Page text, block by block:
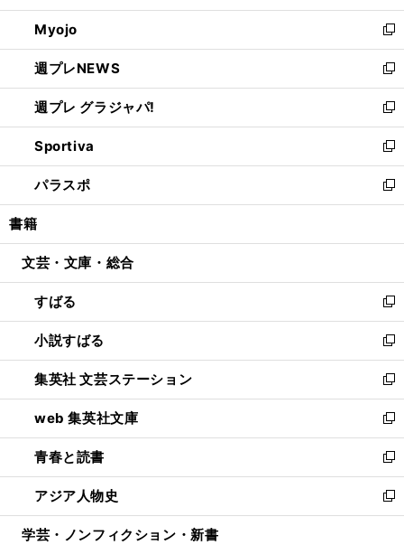
開
く
ウ
で
開
く
ン
ド
ウ
で
開
く
ウ
ィ
ン
ド
ウ
で
開
く
Myojo
新
し
い
ウ
ィ
ン
ド
ウ
で
開
週プレNEWS
新
し
い
ウ
ィ
ン
ド
ウ
開
週プレ グラジャパ!
新
し
い
ウ
ィ
ン
ウ
開
く
Sportiva
新
し
い
ウ
ン
ウ
で
開
く
パラスポ
新
し
ウ
ン
ド
ウ
で
開
く
書籍
文芸・文庫・総合
すばる
新
し
い
ウ
ィ
ン
ド
ウ
で
開
く
小説すばる
新
し
い
ウ
ィ
ン
ド
ウ
で
開
集英社 文芸ステーション
新
し
い
ウ
ィ
ン
ド
ウ
web 集英社文庫
新
し
い
ウ
ィ
ン
青春と読書
新
し
い
ウ
アジア人物史
新
し
学芸・ノンフィクション・新書